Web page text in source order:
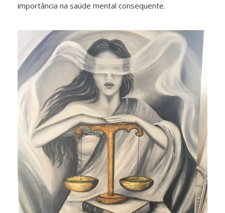
importância na saúde mental consequente.